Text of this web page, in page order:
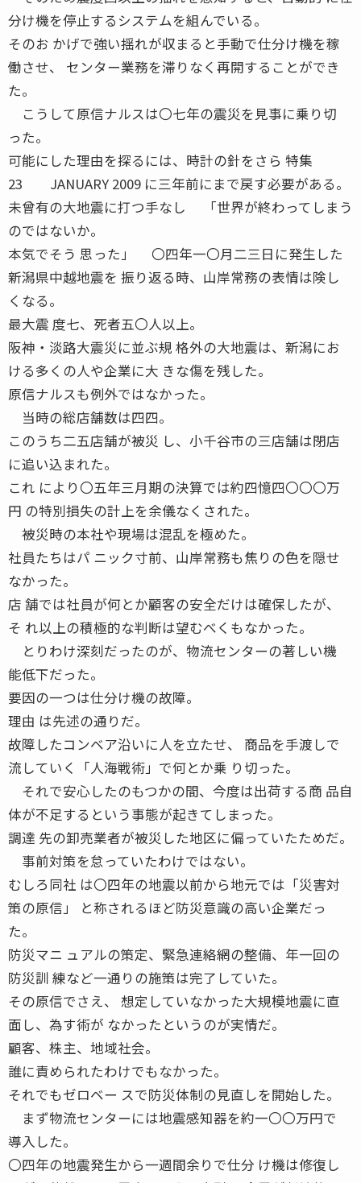
分け機を停止するシステムを組んでいる。
そのお かげで強い揺れが収まると手動で仕分け機を稼
働させ、 センター業務を滞りなく再開することができ
た。
こうして原信ナルスは〇七年の震災を見事に乗り切
った。
可能にした理由を探るには、時計の針をさら 特集
23 JANUARY 2009 に三年前にまで戻す必要がある。
未曾有の大地震に打つ手なし 「世界が終わってしまう
のではないか。
本気でそう 思った」 〇四年一〇月二三日に発生した
新潟県中越地震を 振り返る時、山岸常務の表情は険し
くなる。
最大震 度七、死者五〇人以上。
阪神・淡路大震災に並ぶ規 格外の大地震は、新潟にお
ける多くの人や企業に大 きな傷を残した。
原信ナルスも例外ではなかった。
当時の総店舗数は四四。
このうち二五店舗が被災 し、小千谷市の三店舗は閉店
に追い込まれた。
これ により〇五年三月期の決算では約四憶四〇〇〇万
円 の特別損失の計上を余儀なくされた。
被災時の本社や現場は混乱を極めた。
社員たちはパ ニック寸前、山岸常務も焦りの色を隠せ
なかった。
店 舗では社員が何とか顧客の安全だけは確保したが、
そ れ以上の積極的な判断は望むべくもなかった。
とりわけ深刻だったのが、物流センターの著しい機
能低下だった。
要因の一つは仕分け機の故障。
理由 は先述の通りだ。
故障したコンベア沿いに人を立たせ、 商品を手渡しで
流していく「人海戦術」で何とか乗 り切った。
それで安心したのもつかの間、今度は出荷する商 品自
体が不足するという事態が起きてしまった。
調達 先の卸売業者が被災した地区に偏っていたためだ。
事前対策を怠っていたわけではない。
むしろ同社 は〇四年の地震以前から地元では「災害対
策の原信」 と称されるほど防災意識の高い企業だっ
た。
防災マニ ュアルの策定、緊急連絡網の整備、年一回の
防災訓 練など一通りの施策は完了していた。
その原信でさえ、 想定していなかった大規模地震に直
面し、為す術が なかったというのが実情だ。
顧客、株主、地域社会。
誰に責められたわけでもなかった。
それでもゼロベー スで防災体制の見直しを開始した。
まず物流センターには地震感知器を約一〇〇万円で
導入した。
〇四年の地震発生から一週間余りで仕分 け機は修復し